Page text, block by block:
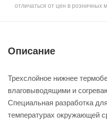
отличаться от цен в розничных
Описание
Трехслойное нижнее
влаговыводящими и
Специальная разработка
температурах окружающей